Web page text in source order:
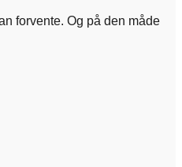
forvente. Og på den måde